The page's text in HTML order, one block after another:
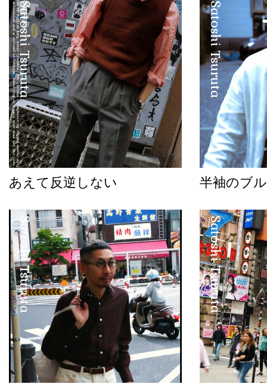
Satoshi Tsuruta
あえて反逆しない
Satoshi Tsuruta
半袖のブ
Satoshi Tsuruta Satoshi Tsuruta